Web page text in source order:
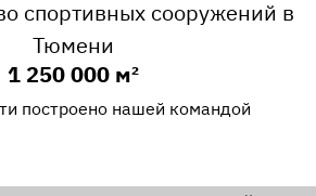
1 250 000 м²
построено нашей командой